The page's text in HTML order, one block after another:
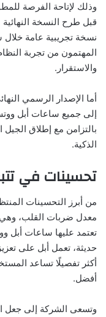
وذلك لإتاحة الفرصة
قبل طرح النسخة
نسخة تجريبية عامة
المهتمون من تجربة
والاستقرار.
إلى جميع ساعات أبل
بالتزامن مع إطلاق
الذكية.
تحسينات في
معدل ضربات القلب، وهي
تعتمد عليها ساعات أبل
حديثة، تعمل أبل على
أكثر تفصيلًا تساعد
أفضل.
وتسعى الشركة إلى جعل